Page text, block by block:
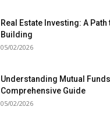
Real Estate Investing: A Path
Building
05/02/2026
Understanding Mutual
Comprehensive Guide
05/02/2026